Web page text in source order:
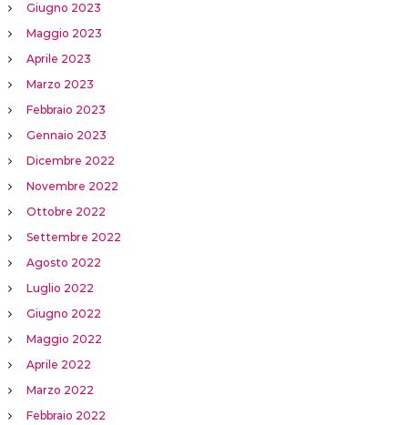
Giugno 2023
Maggio 2023
Aprile 2023
Marzo 2023
Febbraio 2023
Gennaio 2023
Dicembre 2022
Novembre 2022
Ottobre 2022
Settembre 2022
Agosto 2022
Luglio 2022
Giugno 2022
Maggio 2022
Aprile 2022
Marzo 2022
Febbraio 2022